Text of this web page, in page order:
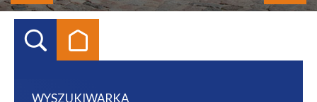
WYSZUKIWARKA